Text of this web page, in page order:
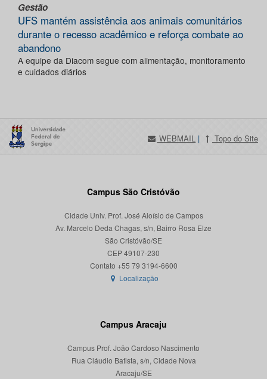
Gestão
UFS mantém assistência aos animais comunitários
durante o recesso acadêmico e reforça combate ao
abandono
A equipe da Diacom segue com alimentação, monitoramento
e cuidados diários
WEBMAIL | Topo do Site
Campus São Cristóvão
Cidade Univ. Prof. José Aloísio de Campos
Av. Marcelo Deda Chagas, s/n, Bairro Rosa Elze
São Cristóvão/SE
CEP 49107-230
Localização
Campus Aracaju
Campus Prof. João Cardoso Nascimento
Rua Cláudio Batista, s/n, Cidade Nova
Aracaju/SE